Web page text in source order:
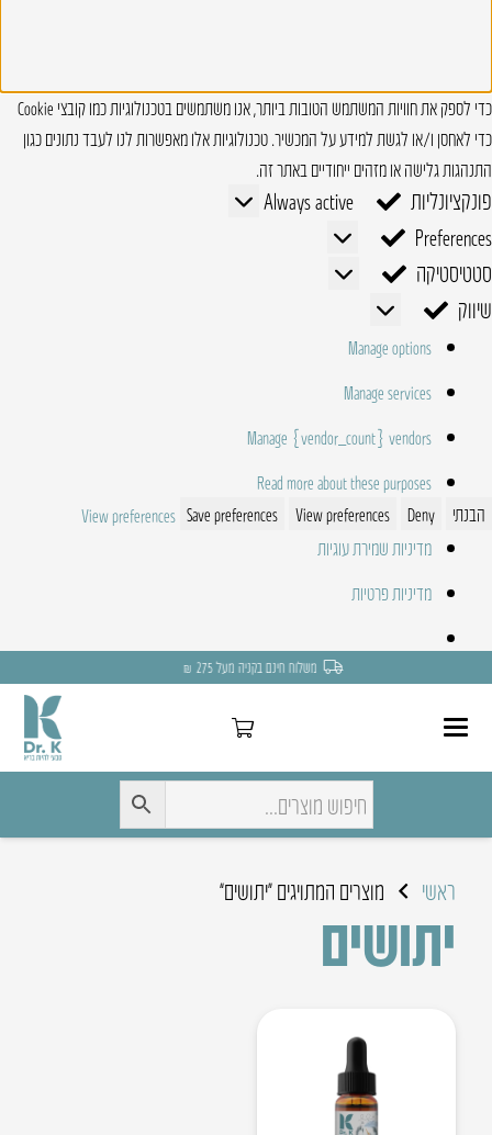
כדי לספק את חוויות המשתמש הטובות ביותר, אנו משתמשים בטכנולוגיות כמו קובצי Cookie
כדי לאחסן ו/או לגשת למידע על המכשיר. טכנולוגיות אלו מאפשרות לנו לעבד נתונים כגון
התנהגות גלישה או מזהים ייחודיים באתר זה.
פונקציונליות פונקציונליות
Always active
Preferences
Preferences
סטטיסטיקה
סטטיסטיקה
שיווק
שיווק
Manage options
Manage services
Manage {vendor_count} vendors
Read more about these purposes
הבנתי
Deny
View preferences
Save preferences
View preferences
מדיניות שמירת עוגיות
מדיניות פרטיות
משלוח חינם בקניה מעל 275 ₪
ראשי מוצרים המתויגים “יתושים”
יתושים